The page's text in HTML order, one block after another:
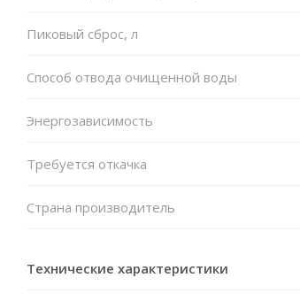
Пиковый сброс, л
Способ отвода очищенной воды
Энергозависимость
Требуется откачка
Страна производитель
Технические характеристики